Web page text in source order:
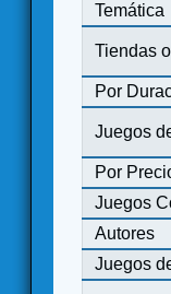
Temática
Tiendas
Por
Juegos
Por
Juegos
Autores
Juegos